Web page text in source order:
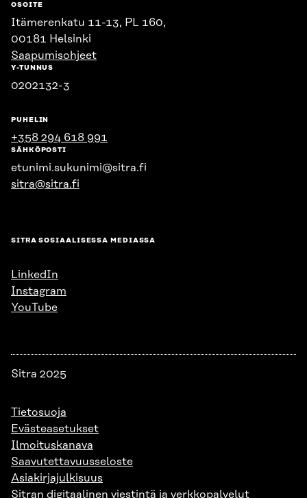
OSOITE
Itämerenkatu 11-13, PL 160,
00181 Helsinki
Saapumisohjeet
Y-TUNNUS
0202132-3
PUHELIN
+358 294 618 991
SÄHKÖPOSTI
etunimi.sukunimi@sitra.fi
sitra@sitra.fi
SITRA SOSIAALISESSA MEDIASSA
LinkedIn
Instagram
YouTube
Sitra 2025
Tietosuoja
Evästeasetukset
Ilmoituskanava
Saavutettavuusseloste
Asiakirjajulkisuus
Sitran digitaalinen viestintä ja verkkopalvelut